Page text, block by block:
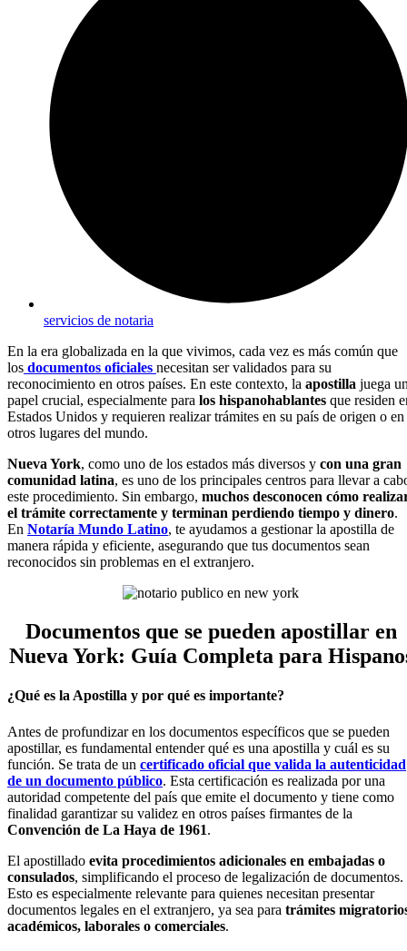
servicios de notaria
En la era globalizada en la que vivimos, cada vez es más común que
los documentos oficiales necesitan ser validados para su
reconocimiento en otros países. En este contexto, la apostilla juega
papel crucial, especialmente para los hispanohablantes que residen
Estados Unidos y requieren realizar trámites en su país de origen o en
otros lugares del mundo.
Nueva York, como uno de los estados más diversos y con una gran
comunidad latina, es uno de los principales centros para llevar a
este procedimiento. Sin embargo, muchos desconocen cómo
el trámite correctamente y terminan perdiendo tiempo y dinero.
En Notaría Mundo Latino, te ayudamos a gestionar la apostilla de
manera rápida y eficiente, asegurando que tus documentos sean
reconocidos sin problemas en el extranjero.
Documentos que se pueden apostillar en
Nueva York: Guía Completa para
¿Qué es la Apostilla y por qué es importante?
Antes de profundizar en los documentos específicos que se pueden
apostillar, es fundamental entender qué es una apostilla y cuál es su
función. Se trata de un certificado oficial que valida la autenticidad
de un documento público. Esta certificación es realizada por una
autoridad competente del país que emite el documento y tiene como
finalidad garantizar su validez en otros países firmantes de la
Convención de La Haya de 1961.
El apostillado evita procedimientos adicionales en embajadas o
consulados, simplificando el proceso de legalización de documentos.
Esto es especialmente relevante para quienes necesitan presentar
documentos legales en el extranjero, ya sea para trámites
académicos, laborales o comerciales.